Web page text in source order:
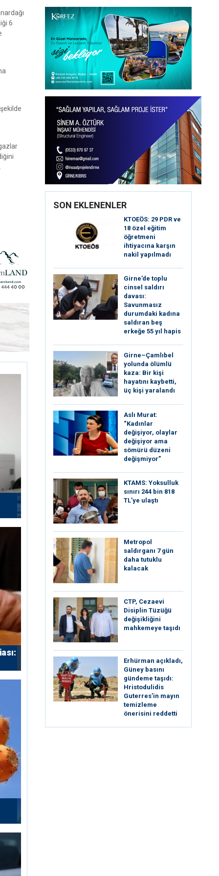
6
SON EKLENENLER
KTOEÖS: 29 PDR ve
18 özel eğitim
öğretmeni
ihtiyacına karşın
nakil yapılmadı
Girne’de toplu
cinsel saldırı
davası:
Savunmasız
durumdaki kadına
saldıran beş
erkeğe 55 yıl hapis
Girne–Çamlıbel
yolunda ölümlü
kaza: Bir kişi
hayatını kaybetti,
üç kişi yaralandı
Aslı Murat:
“Kadınlar
değişiyor, olaylar
değişiyor ama
sömürü düzeni
değişmiyor”
KTAMS: Yoksulluk
sınırı 244 bin 818
TL’ye ulaştı
Metropol
saldırganı 7 gün
daha tutuklu
kalacak
CTP, Cezaevi
Disiplin Tüzüğü
değişikliğini
mahkemeye taşıdı
Erhürman açıkladı,
Güney basını
gündeme taşıdı:
Hristodulidis
Guterres’in mayın
temizleme
önerisini reddetti